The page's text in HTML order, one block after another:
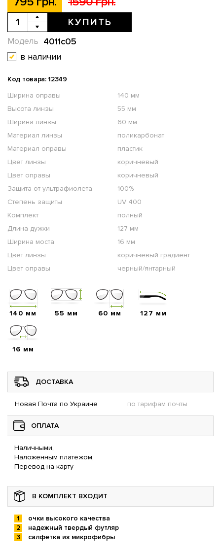
КУПИТЬ
4011c05
Модель
в наличии
Код товара: 12349
Ширина оправы
140 мм
Высота линзы
55 мм
Ширина линзы
60 мм
Материал линзы
поликарбонат
Материал оправы
пластик
Цвет линзы
коричневый
Цвет оправы
коричневый
Защита от ультрафиолета
100%
Степень защиты
UV 400
Комплект
полный
Длина дужки
127 мм
Ширина моста
16 мм
Цвет линзы
коричневый градиент
Цвет оправы
черный/янтарный
140 мм 55 мм 60 мм 127 мм
16 мм
ДОСТАВКА
Новая Почта по Украине по тарифам почты
ОПЛАТА
Наличными,
Наложенным платежом,
Перевод на карту
В КОМПЛЕКТ ВХОДИТ
очки высокого качества
надежный твердый футляр
салфетка из микрофибры